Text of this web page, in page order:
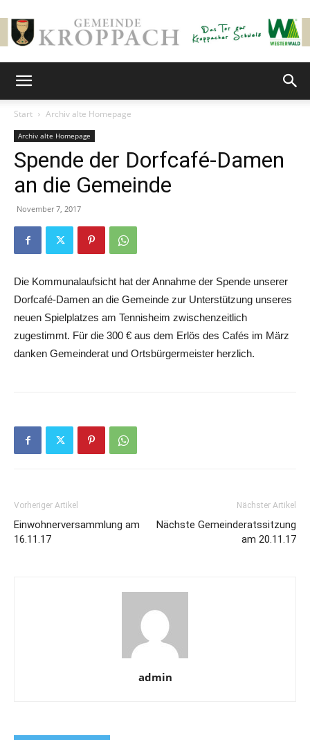
Start Archiv alte Homepage
Archiv alte Homepage
Spende der Dorfcafé-Damen
an die Gemeinde
November 7, 2017
Die Kommunalaufsicht hat der Annahme der Spende unserer
Dorfcafé-Damen an die Gemeinde zur Unterstützung unseres
neuen Spielplatzes am Tennisheim zwischenzeitlich
zugestimmt. Für die 300 € aus dem Erlös des Cafés im März
danken Gemeinderat und Ortsbürgermeister herzlich.
Vorheriger Artikel
Einwohnerversammlung am
16.11.17
Nächster Artikel
Nächste Gemeinderatssitzung
am 20.11.17
admin